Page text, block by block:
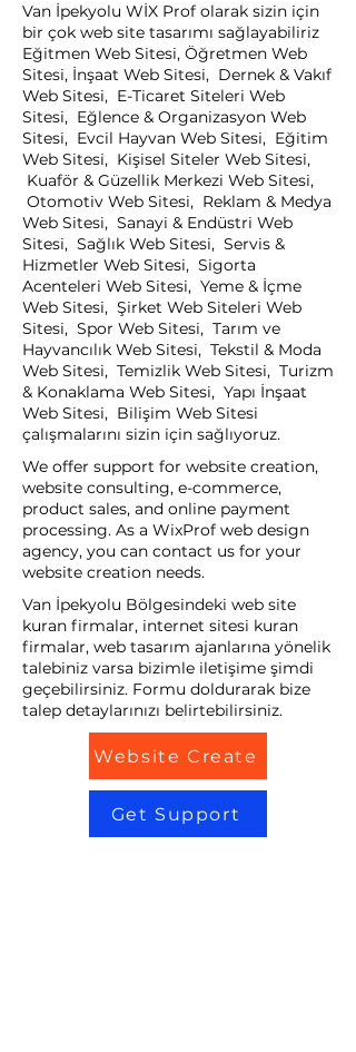
Van İpekyolu WİX Prof olarak sizin için
bir çok web site tasarımı sağlayabiliriz
Eğitmen Web Sitesi, Öğretmen Web
Sitesi, İnşaat Web Sitesi, Dernek & Vakıf
Web Sitesi, E-Ticaret Siteleri Web
Sitesi, Eğlence & Organizasyon Web
Sitesi, Evcil Hayvan Web Sitesi, Eğitim
Web Sitesi, Kişisel Siteler Web Sitesi,
Kuaför & Güzellik Merkezi Web Sitesi,
Otomotiv Web Sitesi, Reklam & Medya
Web Sitesi, Sanayi & Endüstri Web
Sitesi, Sağlık Web Sitesi, Servis &
Hizmetler Web Sitesi, Sigorta
Acenteleri Web Sitesi, Yeme & İçme
Web Sitesi, Şirket Web Siteleri Web
Sitesi, Spor Web Sitesi, Tarım ve
Hayvancılık Web Sitesi, Tekstil & Moda
Web Sitesi, Temizlik Web Sitesi, Turizm
& Konaklama Web Sitesi, Yapı İnşaat
Web Sitesi, Bilişim Web Sitesi
çalışmalarını sizin için sağlıyoruz.
We offer support for website creation,
website consulting, e-commerce,
product sales, and online payment
processing. As a WixProf web design
agency, you can contact us for your
website creation needs.
Van İpekyolu Bölgesindeki web site
kuran firmalar, internet sitesi kuran
firmalar, web tasarım ajanlarına yönelik
talebiniz varsa bizimle iletişime şimdi
geçebilirsiniz. Formu doldurarak bize
talep detaylarınızı belirtebilirsiniz.
Website Create
Get Support